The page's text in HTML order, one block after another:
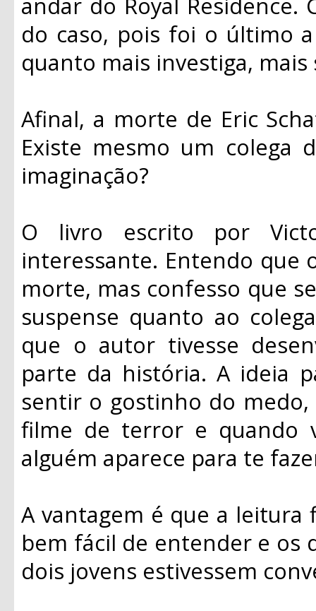
do caso, pois foi o último
quanto mais investiga,
Afinal, a morte de Eric
Existe mesmo um
imaginação?
O livro escrito por
interessante. Entendo que
morte, mas confesso que
suspense quanto ao
que o autor tivesse
parte da história. A ideia
sentir o gostinho do
filme de terror e quando
alguém aparece para te
A vantagem é que a
bem fácil de entender e os
dois jovens estivessem